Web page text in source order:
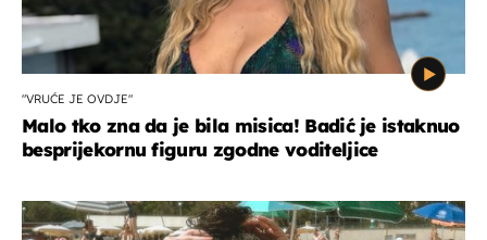
"VRUĆE JE OVDJE"
Malo tko zna da je bila misica! Badić je istaknuo
besprijekornu figuru zgodne voditeljice